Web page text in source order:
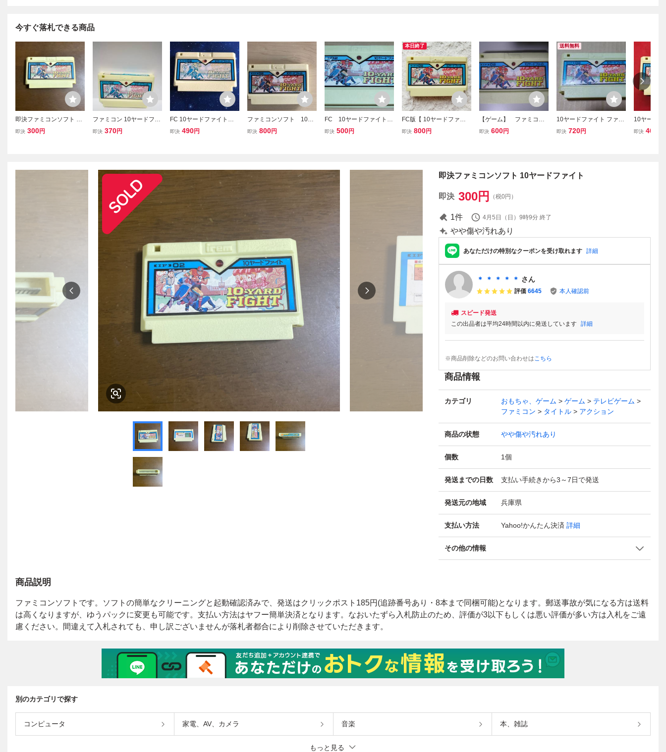
今すぐ落札できる商品
即決ファミコンソフト 10
ヤードファイト
即決 300円
ファミコン 10ヤードファ
イト
即決 370円
FC 10ヤードファイト
カセットのみ ファミコ
即決 490円
ファミコンソフト 10ヤ
ードファイト
即決 800円
FC 10ヤードファイト
ファミコンソフト アイ
即決 500円
本日終了
FC版【 10ヤードファイ
ト 】起動確認済み★ファ
即決 800円
【ゲーム】 ファミコ
ン 「10ヤードファイ
即決 600円
送料無料
10ヤードファイト ファミ
コン
即決 720円
10ヤード
能★即売★
即決 400
即決ファミコンソフト 10ヤードファイト
即決 300円 （税0円）
1件 4月5日（日）9時9分 終了
やや傷や汚れあり
あなただけの特別なクーポンを受け取れます 詳細
＊ ＊ ＊ ＊ ＊ さん
評価 6645 本人確認前
スピード発送
この出品者は平均24時間以内に発送しています 詳細
※商品削除などのお問い合わせはこちら
商品情報
カテゴリ おもちゃ、ゲーム ゲーム
テレビゲーム
ファミコン
タイトル アクション
商品の状態 やや傷や汚れあり
個数 1個
発送までの日数 支払い手続きから3～7日で発送
発送元の地域 兵庫県
支払い方法 Yahoo!かんたん決済 詳細
その他の情報
商品説明
別のカテゴリで探す
コンピュータ 家電、AV、カメラ 音楽 本、雑誌
もっと見る